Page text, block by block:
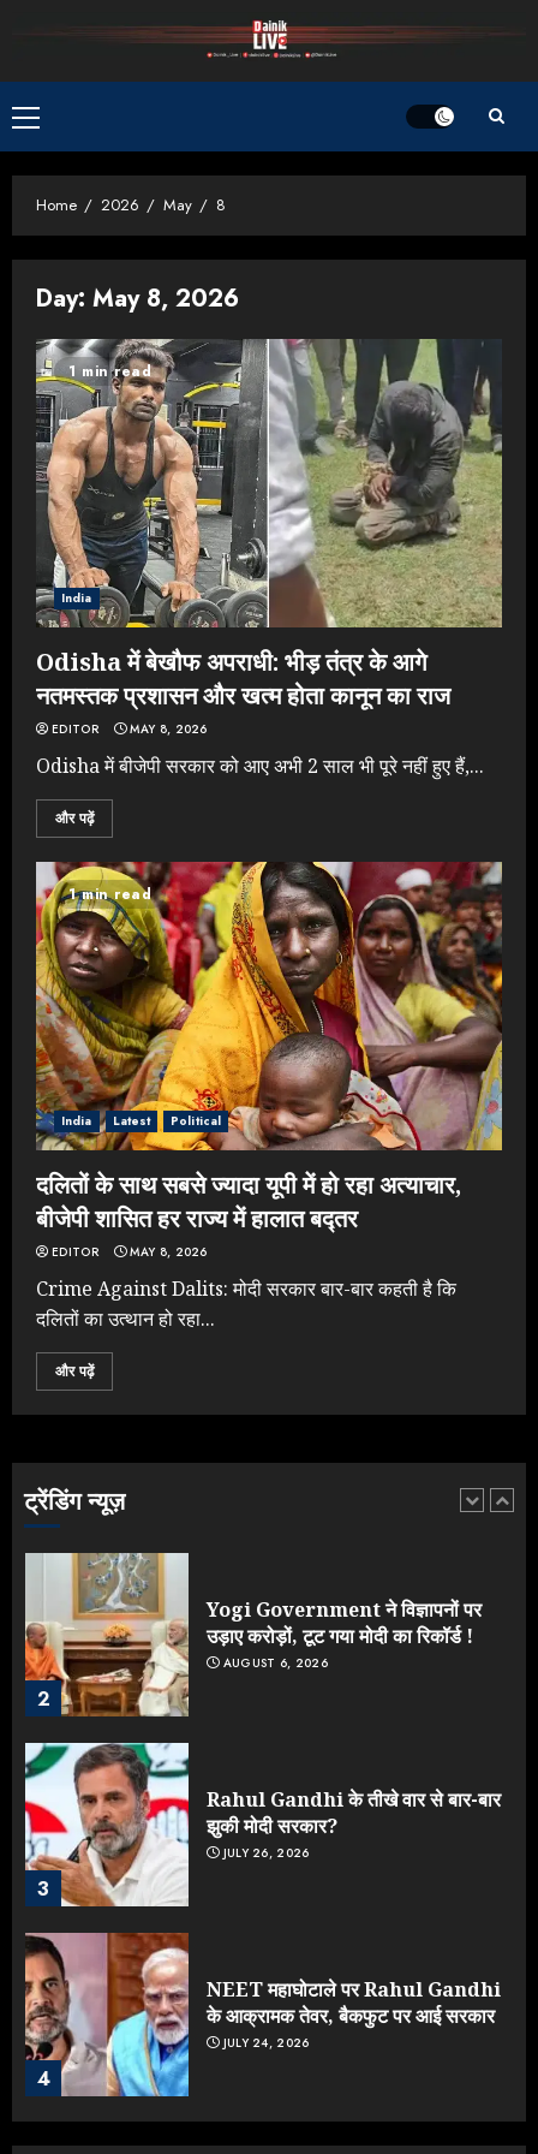
Primary
Menu
Home 2026 May 8
Day: May 8, 2026
1 min read
India
Odisha में बेखौफ अपराधी: भीड़ तंत्र के आगे
नतमस्तक प्रशासन और खत्म होता कानून का राज
EDITOR MAY 8, 2026
Odisha में बीजेपी सरकार को आए अभी 2 साल भी पूरे नहीं हुए हैं,...
और पढ़ें
1 min read
India Latest Political
दलितों के साथ सबसे ज्यादा यूपी में हो रहा अत्याचार,
बीजेपी शासित हर राज्य में हालात बद्तर
EDITOR MAY 8, 2026
Crime Against Dalits: मोदी सरकार बार-बार कहती है कि
दलितों का उत्थान हो रहा...
और पढ़ें
ट्रेंडिंग न्यूज़
3
झुकी मोदी सरकार?
JULY 26, 2026
4
NEET महाघोटाले पर Rahul Gandhi
के आक्रामक तेवर, बैकफुट पर आई सरकार
JULY 24, 2026
5
Jantar Mantar Protest पर बॉलीवुड
JULY 23, 2026
1
नुकसान
2
Yogi Government ने विज्ञापनों पर
उड़ाए करोड़ों, टूट गया मोदी का रिकॉर्ड !
AUGUST 6, 2026
3
Rahul Gandhi के तीखे वार से बार-बार
झुकी मोदी सरकार?
JULY 26, 2026
4
NEET महाघोटाले पर Rahul Gandhi
के आक्रामक तेवर, बैकफुट पर आई सरकार
JULY 24, 2026